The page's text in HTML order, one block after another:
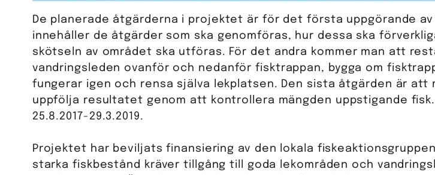
De planerade åtgärderna i projektet är för det första uppgörande av
innehåller de åtgärder som ska genomföras, hur dessa ska
skötseln av området ska utföras. För det andra kommer man att
vandringsleden ovanför och nedanför fisktrappan, bygga om
fungerar igen och rensa själva lekplatsen. Den sista åtgärden är att
uppfölja resultatet genom att kontrollera mängden uppstigande
25.8.2017-29.3.2019.
Projektet har beviljats finansiering av den lokala
starka fiskbestånd kräver tillgång till goda lekområden och